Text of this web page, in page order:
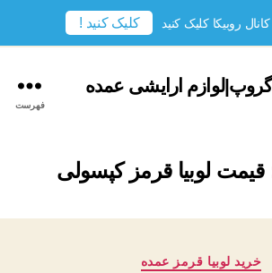
ارایشی عمده
فهرست
قیمت لوبیا قرمز کپسولی
دسته‌ها
خرید لوبیا قرمز عمده
روبیکا کلیک کنید کلیک کنید !